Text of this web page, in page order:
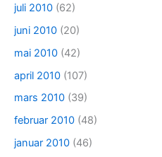
juli 2010 (62)
juni 2010 (20)
mai 2010 (42)
april 2010 (107)
mars 2010 (39)
februar 2010 (48)
januar 2010 (46)